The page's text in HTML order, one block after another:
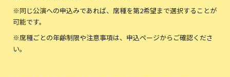
※同じ公演への申込みであれば、席種を第2希望まで選択することが
可能です。
※席種ごとの年齢制限や注意事項は、申込ページからご確認くださ
い。